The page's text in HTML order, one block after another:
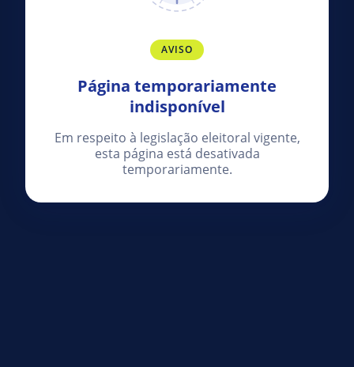
AVISO
Página temporariamente
indisponível
Em respeito à legislação eleitoral vigente,
esta página está desativada
temporariamente.